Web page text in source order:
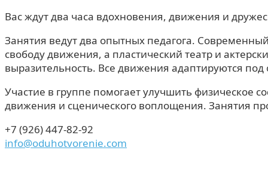
Вас ждут два часа вдохновения, движения и
Занятия ведут два опытных педагога.
свободу движения, а пластический театр и
выразительность. Все движения адаптируются
Участие в группе помогает улучшить физическое
движения и сценического воплощения. Занятия
+7 (926) 447-82-92
info@oduhotvorenie.com